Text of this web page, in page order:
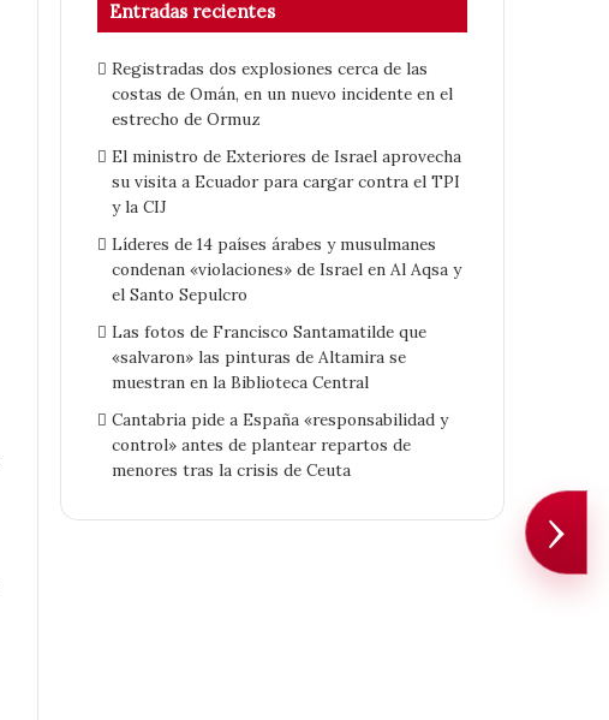
Entradas recientes
Registradas dos explosiones cerca de las
costas de Omán, en un nuevo incidente en el
estrecho de Ormuz
El ministro de Exteriores de Israel aprovecha
su visita a Ecuador para cargar contra el TPI
y la CIJ
Líderes de 14 países árabes y musulmanes
condenan «violaciones» de Israel en Al Aqsa y
el Santo Sepulcro
Las fotos de Francisco Santamatilde que
«salvaron» las pinturas de Altamira se
muestran en la Biblioteca Central
Cantabria pide a España «responsabilidad y
control» antes de plantear repartos de
menores tras la crisis de Ceuta
›